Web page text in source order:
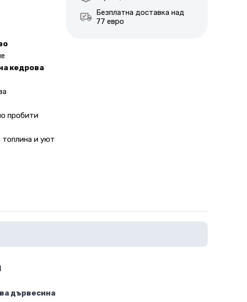
кедрова
пробити
топлина и уют
Безплатна доставка над
77 евро
дървесина